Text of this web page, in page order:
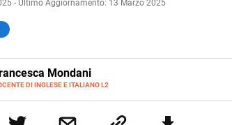
- Ultimo Aggiornamento: 13 Marzo 2025
Mondani
DI INGLESE E ITALIANO L2
e contenuti per il web. Amo i saggi storici, la